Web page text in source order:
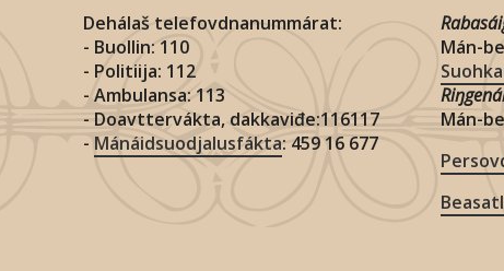
Dehálaš telefovdnanummárat:
- Buollin: 110
- Politiija: 112
- Ambulansa: 113
- Doavttervákta, dakkaviđe:116117
- Mánáidsuodjalusfákta: 459 16 677
Mán-
Mán-